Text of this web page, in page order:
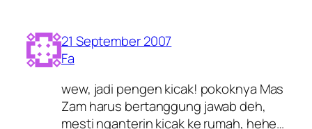
21 September 2007
Fa
wew, jadi pengen kicak! pokoknya Mas
Zam harus bertanggung jawab deh,
mesti nganterin kicak ke rumah, hehe…